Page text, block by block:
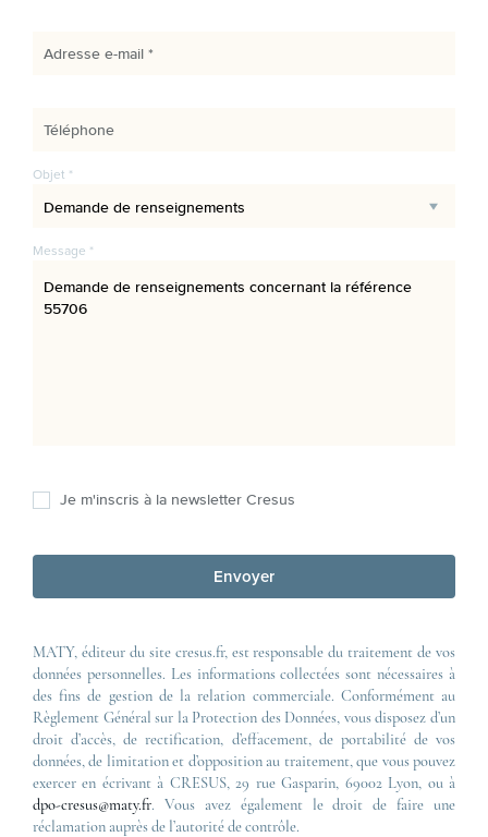
Adresse e-mail *
Téléphone
Objet *
Message *
Je m'inscris à la newsletter Cresus
Envoyer
MATY, éditeur du site cresus.fr, est responsable du traitement de vos
données personnelles. Les informations collectées sont nécessaires à
des fins de gestion de la relation commerciale. Conformément au
Règlement Général sur la Protection des Données, vous disposez d’un
droit d’accès, de rectification, d’effacement, de portabilité de vos
données, de limitation et d’opposition au traitement, que vous pouvez
exercer en écrivant à CRESUS, 29 rue Gasparin, 69002 Lyon, ou à
dpo-cresus@maty.fr. Vous avez également le droit de faire une
réclamation auprès de l’autorité de contrôle.